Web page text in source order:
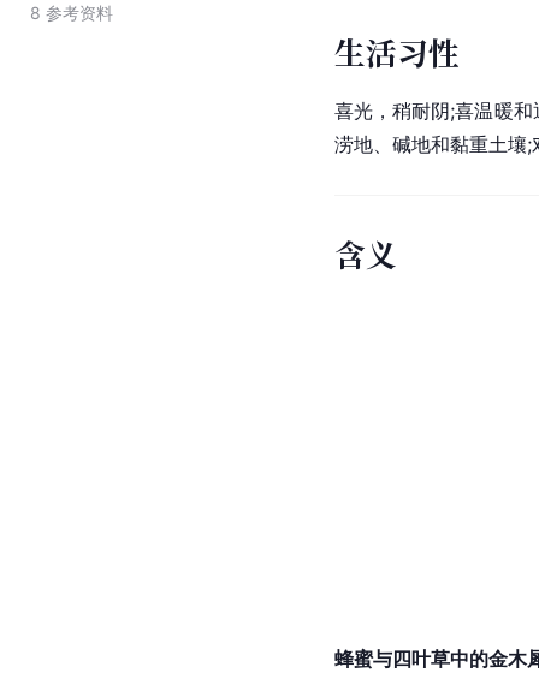
8 参考资料
生活习性
喜光，稍耐阴;喜温暖
涝地、碱地和黏重土壤;
含义
蜂蜜与四叶草中的金木